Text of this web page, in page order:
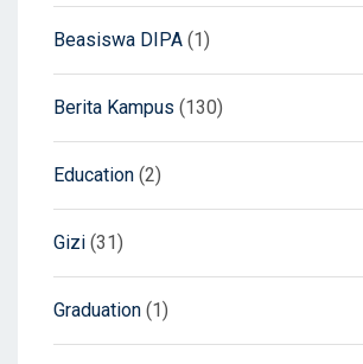
Beasiswa DIPA (1)
Berita Kampus (130)
Education (2)
Gizi (31)
Graduation (1)